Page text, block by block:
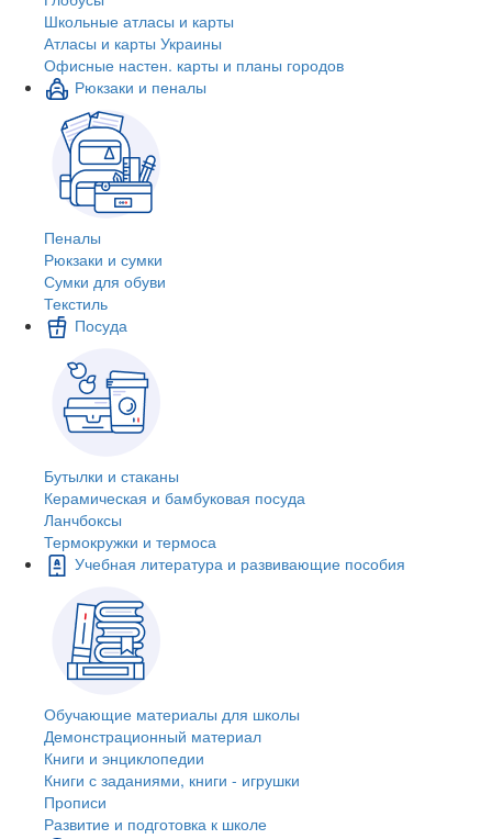
Школьные атласы и карты
Атласы и карты Украины
Офисные настен. карты и планы городов
Рюкзаки и пеналы
Пеналы
Рюкзаки и сумки
Сумки для обуви
Текстиль
Посуда
Бутылки и стаканы
Керамическая и бамбуковая посуда
Ланчбоксы
Термокружки и термоса
Учебная литература и развивающие пособия
Обучающие материалы для школы
Демонстрационный материал
Книги и энциклопедии
Книги с заданиями, книги - игрушки
Прописи
Развитие и подготовка к школе